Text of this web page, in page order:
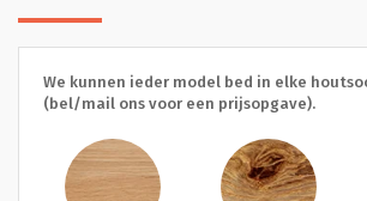
We kunnen ieder model bed in elke
(bel/mail ons voor een prijsopgave).